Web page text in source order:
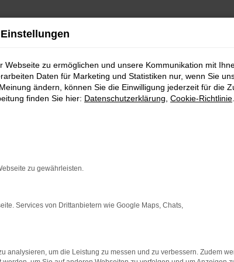
Funktioniert die Seite in einem anderen
zu ermöglichen und unsere Kommunikation mit
Daten für Marketing und Statistiken nur, wenn Sie
ändern, können Sie die Einwilligung jederzeit für die
finden Sie hier: Datenschutzerklärung Cookie-Richtlinie
zu gewährleisten.
Services von Drittanbietern wie Google Maps, Chats,
analysieren, um die Leistung zu messen und zu verbessern. Zudem